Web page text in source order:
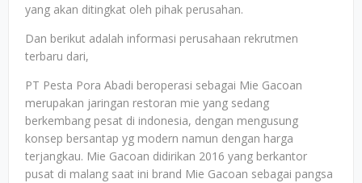
yang akan ditingkat oleh pihak perusahan.
Dan berikut adalah informasi perusahaan rekrutmen
terbaru dari,
PT Pesta Pora Abadi beroperasi sebagai Mie Gacoan
merupakan jaringan restoran mie yang sedang
berkembang pesat di indonesia, dengan mengusung
konsep bersantap yg modern namun dengan harga
terjangkau. Mie Gacoan didirikan 2016 yang berkantor
pusat di malang saat ini brand Mie Gacoan sebagai pangsa